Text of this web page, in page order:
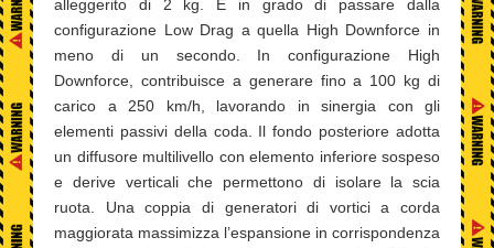
alleggerito di 2 kg. È in grado di passare dalla
configurazione Low Drag a quella High Downforce in
meno di un secondo. In configurazione High
Downforce, contribuisce a generare fino a 100 kg di
carico a 250 km/h, lavorando in sinergia con gli
elementi passivi della coda. Il fondo posteriore adotta
un diffusore multilivello con elemento inferiore sospeso
e derive verticali che permettono di isolare la scia
ruota. Una coppia di generatori di vortici a corda
maggiorata massimizza l’espansione in corrispondenza